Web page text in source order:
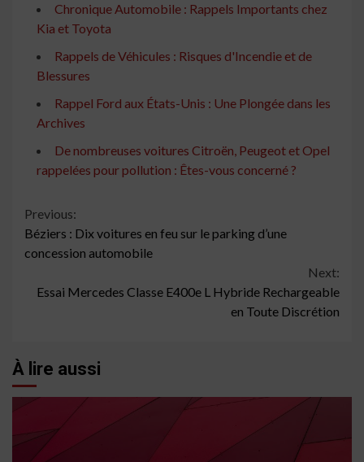
Chronique Automobile : Rappels Importants chez
Kia et Toyota
Rappels de Véhicules : Risques d'Incendie et de
Blessures
Rappel Ford aux États-Unis : Une Plongée dans les
Archives
De nombreuses voitures Citroën, Peugeot et Opel
rappelées pour pollution : Êtes-vous concerné ?
Continue
Reading
Previous:
Béziers : Dix voitures en feu sur le parking d’une
concession automobile
Next:
Essai Mercedes Classe E400e L Hybride Rechargeable
en Toute Discrétion
À lire aussi